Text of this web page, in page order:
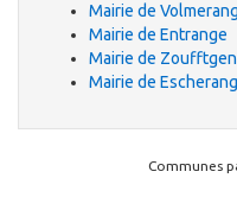
Mairie de
Mairie de Entrange
Mairie de Zoufftgen
Mairie de
Communes